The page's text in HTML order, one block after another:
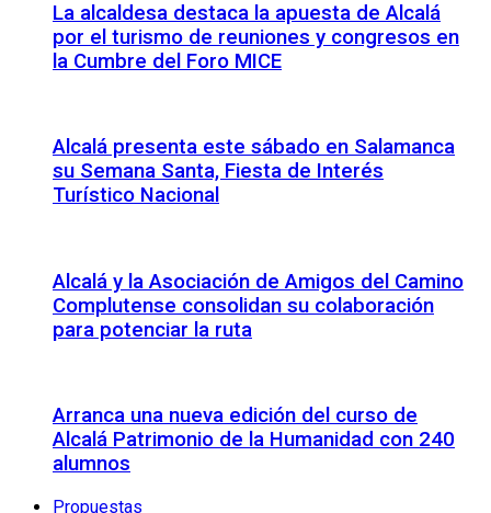
La alcaldesa destaca la apuesta de Alcalá
por el turismo de reuniones y congresos en
la Cumbre del Foro MICE
Alcalá presenta este sábado en Salamanca
su Semana Santa, Fiesta de Interés
Turístico Nacional
Alcalá y la Asociación de Amigos del Camino
Complutense consolidan su colaboración
para potenciar la ruta
Arranca una nueva edición del curso de
Alcalá Patrimonio de la Humanidad con 240
alumnos
Propuestas